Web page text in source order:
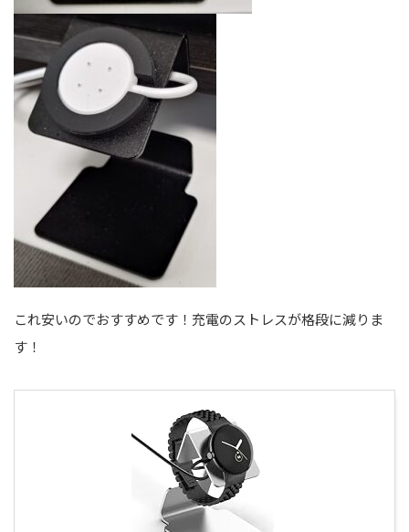
これ安いのでおすすめです！充電のストレスが格段に減りま
す！